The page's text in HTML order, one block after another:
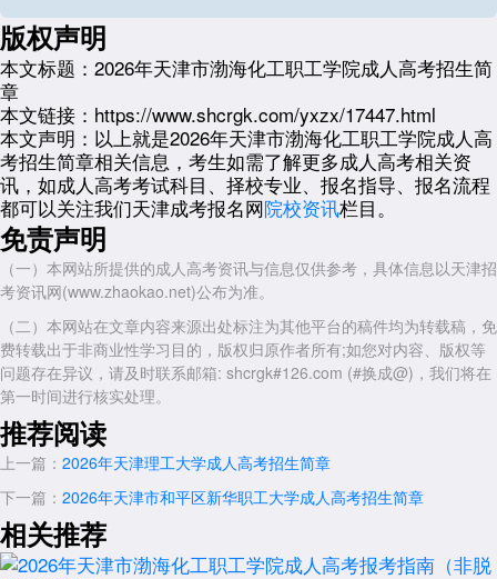
准的国民教育系列高等学校、高等教育自学考试机构颁发的专科毕业证
书、本科结业证书或以上证书的人员。报名时需提交学信网可查的学历电
子注册备案表或学历认证报告。
异地报考要求：非天津市户籍人员在津报考，须提供有效期内的天津
市居住证原件，或天津市社会保险缴纳证明(近6个月连续缴费记录，不含
补缴)，同时需提供在津工作单位出具的证明或劳动合同复印件。未提供
有效异地证明的非津户籍考生，无法在天津办理报名确认手续。
2026年天津市渤海化工职工学院成人高考报名入口
三、拟招生专业目录
天津市渤海化工职工学院近年常设的高起专专业主要包括：应用化工
技术、分析检验技术、化工装备技术、机电一体化技术、电气自动化技
术、计算机应用技术、大数据与会计、工商企业管理等。其中化工类相关
专业是该校的特色和优势专业。需要郑重说明的是，2026年最终招生专
业以学校官网或天津市教育招生考试院公布的招生计划为准，部分专业可
能因行业需求变化而暂停或恢复招生。
四、考试科目与时间安排
天津地区成人高考统一考试时间预计为2026年10月下旬(具体日期以
天津市教育招生考试院通知为准)。
高起专统考科目为四门：语文、数学(文/理)、英语、计算机基础。每
科满分均为150分，总分600分。各科目命题依据《全国各类成人高等学
校招生复习考试大纲》，考生可据此进行复习。
版权声明
本文标题： 2026年天津市渤海化工职工学院成人高考招生简
章
本文链接： https://www.shcrgk.com/yxzx/17447.html
本文声明： 以上就是2026年天津市渤海化工职工学院成人高
考招生简章相关信息，考生如需了解更多成人高考相关资
讯，如成人高考考试科目、择校专业、报名指导、报名流程
都可以关注我们天津成考报名网院校资讯栏目。
免责声明
（一）本网站所提供的成人高考资讯与信息仅供参考，具体信息以天津招
考资讯网(www.zhaokao.net)公布为准。
（二）本网站在文章内容来源出处标注为其他平台的稿件均为转载稿，免
费转载出于非商业性学习目的，版权归原作者所有;如您对内容、版权等
问题存在异议，请及时联系邮箱: shcrgk#126.com (#换成@)，我们将在
第一时间进行核实处理。
推荐阅读
上一篇： 2026年天津理工大学成人高考招生简章
下一篇： 2026年天津市和平区新华职工大学成人高考招生简章
相关推荐